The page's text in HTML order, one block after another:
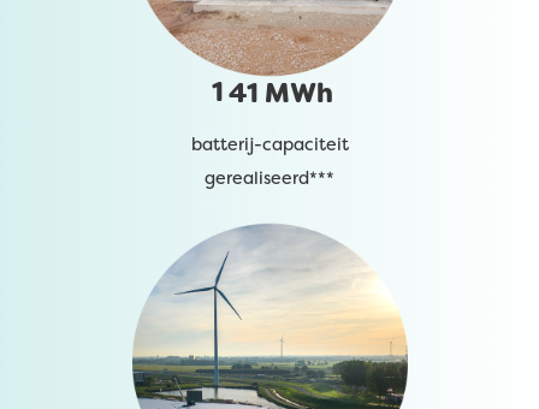
141 MWh
batterij-capaciteit
gerealiseerd***